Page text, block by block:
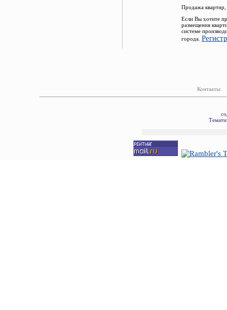
Продажа
Если Вы хотите
размещения
системе
города.
Контакты: